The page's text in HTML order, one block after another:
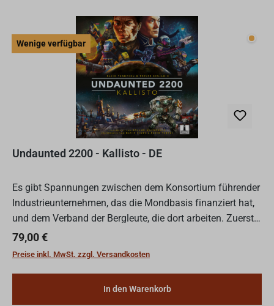
Wenige verfügbar
Undaunted 2200 - Kallisto - DE
Es gibt Spannungen zwischen dem Konsortium führender
Industrieunternehmen, das die Mondbasis finanziert hat,
und dem Verband der Bergleute, die dort arbeiten. Zuerst
gab es Proteste, Streiks und Vertragsbrüche, dann h...
Regulärer Preis:
79,00 €
Preise inkl. MwSt. zzgl. Versandkosten
In den Warenkorb